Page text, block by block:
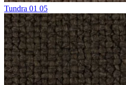
Tundra 01 05